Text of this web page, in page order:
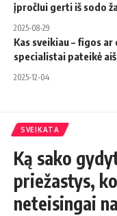
įpročIui gerti iš sodo
2025-08-29
Kas sveikiau – figos
specialistai pateikė
2025-12-04
SVEIKATA
Ką sako
priežastys,
neteisingai